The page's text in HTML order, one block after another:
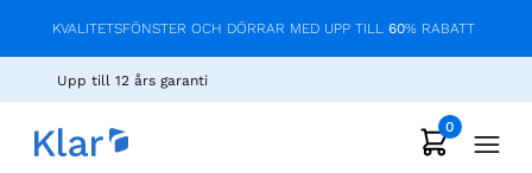
KVALITETSFÖNSTER OCH DÖRRAR MED UPP TILL 60% RABATT
Upp till 12 års garanti
0